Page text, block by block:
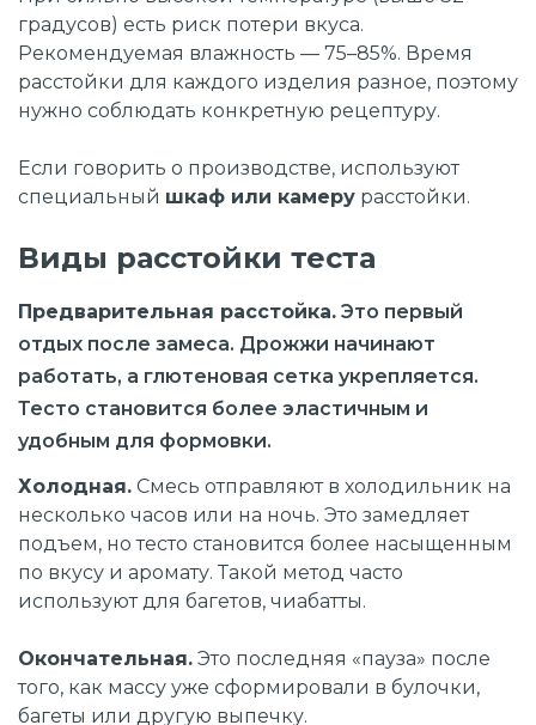
градусов) есть риск потери вкуса.
Рекомендуемая влажность — 75–85%. Время
расстойки для каждого изделия разное, поэтому
нужно соблюдать конкретную рецептуру.
Если говорить о производстве, используют
специальный шкаф или камеру расстойки.
Виды расстойки теста
Предварительная расстойка. Это первый
отдых после замеса. Дрожжи начинают
работать, а глютеновая сетка укрепляется.
Тесто становится более эластичным и
удобным для формовки.
Холодная. Смесь отправляют в холодильник на
несколько часов или на ночь. Это замедляет
подъем, но тесто становится более насыщенным
по вкусу и аромату. Такой метод часто
используют для багетов, чиабатты.
Окончательная. Это последняя «пауза» после
того, как массу уже сформировали в булочки,
багеты или другую выпечку.